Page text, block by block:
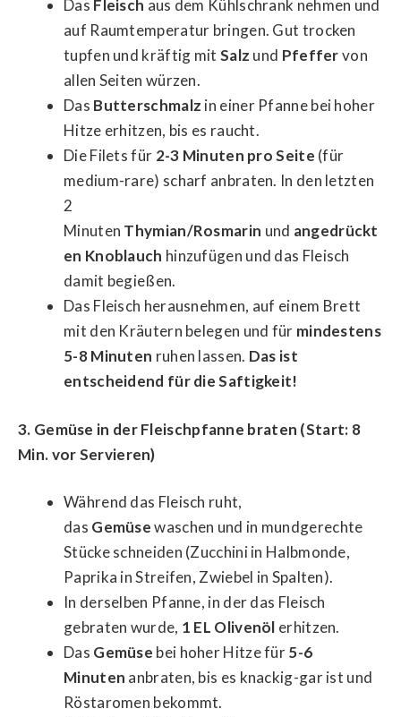
Das Fleisch aus dem Kühlschrank nehmen und
auf Raumtemperatur bringen. Gut trocken
tupfen und kräftig mit Salz und Pfeffervon
allen Seiten würzen.
Das Butterschmalz in einer Pfanne bei hoher
Hitze erhitzen, bis es raucht.
Die Filets für 2-3 Minuten pro Seite (für
medium-rare) scharf anbraten. In den letzten
2
Minuten Thymian/Rosmarin und angedrückt
en Knoblauch hinzufügen und das Fleisch
damit begießen.
Das Fleisch herausnehmen, auf einem Brett
mit den Kräutern belegen und für mindestens
5-8 Minuten ruhen lassen. Das ist
entscheidend für die Saftigkeit!
3. Gemüse in der Fleischpfanne braten (Start: 8
Min. vor Servieren)
Während das Fleisch ruht,
das Gemüsewaschen und in mundgerechte
Stücke schneiden (Zucchini in Halbmonde,
Paprika in Streifen, Zwiebel in Spalten).
In derselben Pfanne, in der das Fleisch
gebraten wurde, 1 EL Olivenöl erhitzen.
Das Gemüse bei hoher Hitze für5-6
Minuten anbraten, bis es knackig-gar ist und
Röstaromen bekommt.